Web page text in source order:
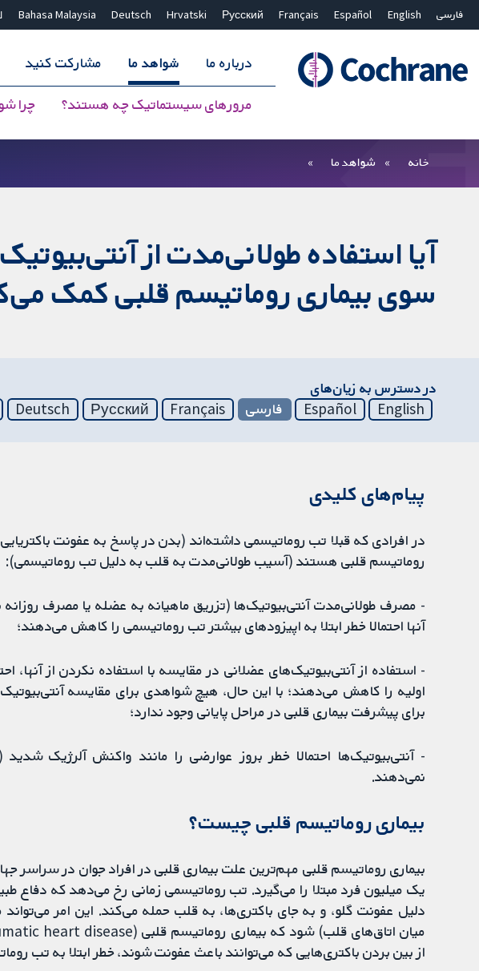
فارسی English
Español
Français
Русский
Hrvatski
Deutsch
Bahasa Malaysia
درباره ما شواهد ما
مرورهای سیستماتیک چه هستند؟ چرا
مشارکت کنید
بستن جستجو ✖
خانه شواهد ما
آیا استفاده طولانی‌مدت از
سوی بیماری روماتیسم قلبی کمک
در دسترس به زیان‌های
English
Español فارسی Français
Русский
Deutsch
پیام‌های کلیدی
در افرادی که قبلا تب روماتیسمی داشته‌اند (بدن در پاسخ به عفونت
روماتیسم قلبی هستند (آسیب طولانی‌مدت به قلب به دلیل تب روماتیسمی):
- مصرف طولانی‌مدت آنتی‌بیوتیک‌ها (تزریق ماهیانه به عضله یا مصرف
آنها احتمالا خطر ابتلا به اپیزودهای بیشتر تب روماتیسمی را کاهش می‌دهند؛
- استفاده از آنتی‌بیوتیک‌های عضلانی در مقایسه با استفاده نکردن از
اولیه را کاهش می‌دهند؛ با این حال، هیچ شواهدی برای مقایسه
برای پیشرفت بیماری قلبی در مراحل پایانی وجود ندارد؛
نمی‌دهند.
بیماری روماتیسم قلبی چیست؟
بیماری روماتیسم قلبی مهم‌ترین علت بیماری قلبی در افراد جوان در سراسر
یک میلیون فرد مبتلا را می‌گیرد. تب روماتیسمی زمانی رخ می‌دهد که دفاع
دلیل عفونت گلو، و به جای باکتری‌ها، به قلب حمله می‌کند. این امر
از بین بردن باکتری‌هایی که می‌توانند باعث عفونت شوند، خطر ابتلا به تب